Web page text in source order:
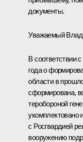
документы.
Уважаемый
В соответствии
года о
области в
сформирована,
теробороной
с Росгвардией
вооружению